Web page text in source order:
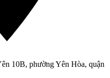
10B, phường Yên Hòa, quận